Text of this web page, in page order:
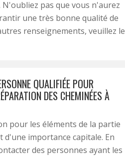
N'oubliez pas que vous n'aurez
une très bonne qualité de
renseignements, veuillez le
QUALIFIÉE POUR
DES CHEMINÉES À
pour les éléments de la partie
importance capitale. En
des personnes ayant les